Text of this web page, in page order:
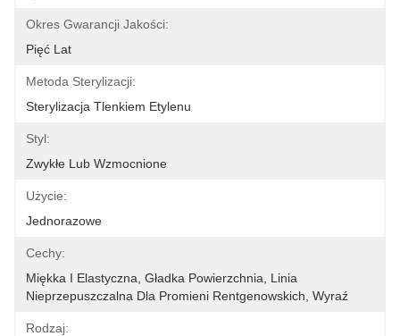
Okres Gwarancji Jakości:
Pięć Lat
Metoda Sterylizacji:
Sterylizacja Tlenkiem Etylenu
Styl:
Zwykłe Lub Wzmocnione
Użycie:
Jednorazowe
Cechy:
Miękka I Elastyczna, Gładka Powierzchnia, Linia
Nieprzepuszczalna Dla Promieni Rentgenowskich, Wyraź
Rodzaj: